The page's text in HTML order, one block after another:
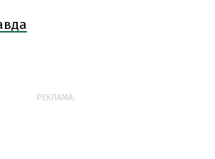
РЕКЛАМА: